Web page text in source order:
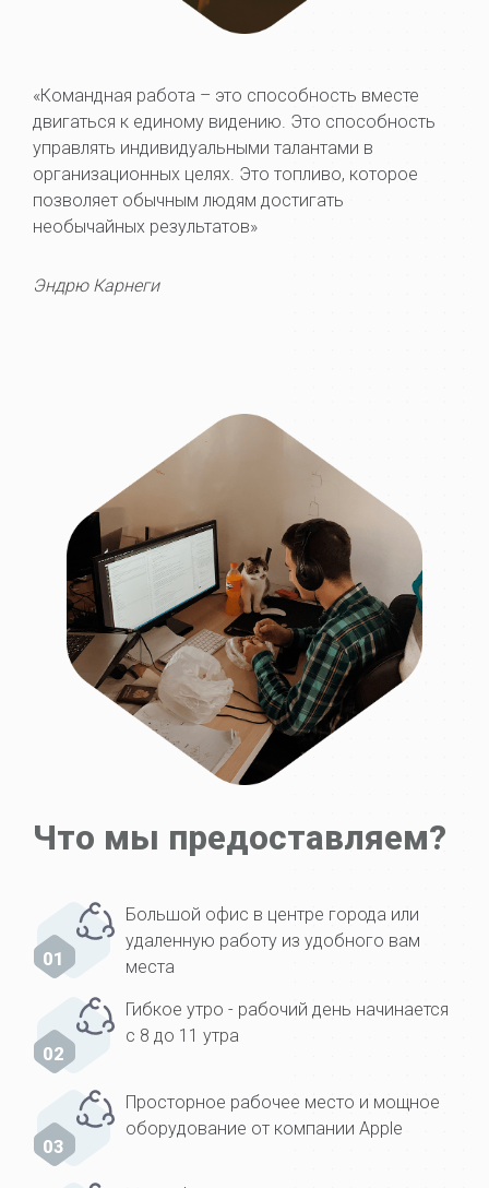
«Командная работа – это способность вместе
двигаться к единому видению. Это способность
управлять индивидуальными талантами в
организационных целях. Это топливо, которое
позволяет обычным людям достигать
необычайных результатов»
Эндрю Карнеги
Что мы предоставляем?
01
Большой офис в центре города или
удаленную работу из удобного вам
места
02
Гибкое утро - рабочий день начинается
с 8 до 11 утра
03
Просторное рабочее место и мощное
оборудование от компании Apple